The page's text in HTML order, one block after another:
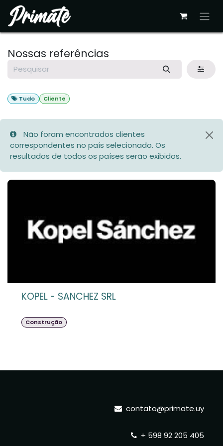
Pular para o conteúdo
Nossas referências
Tudo Cliente
Não foram encontrados clientes
correspondentes no país selecionado. Os
resultados de todos os países serão exibidos.
KOPEL - SANCHEZ SRL
Construção
contato@primate.uy
+ 598 92 205 405